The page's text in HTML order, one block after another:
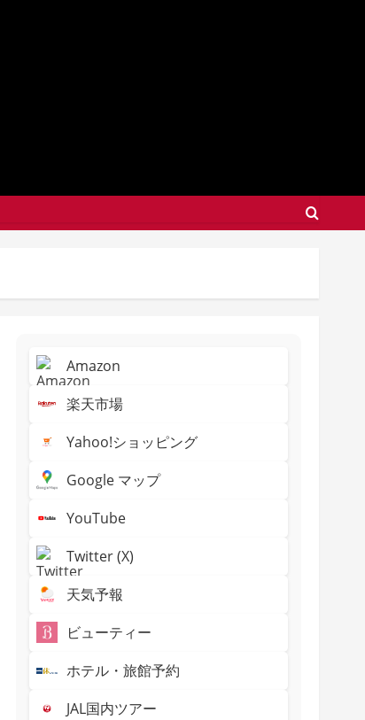
Amazon
楽天市場
Yahoo!ショッピング
Google マップ
YouTube
Twitter (X)
天気予報
ビューティー
ホテル・旅館予約
JAL国内ツアー